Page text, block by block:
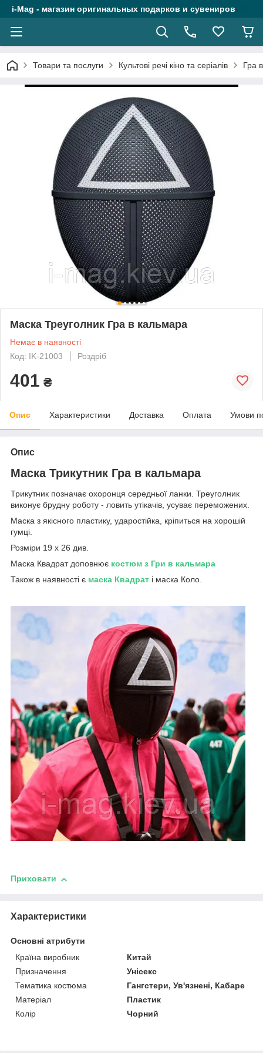
i-Mag - магазин оригинальных подарков и сувениров
Товари та послуги Культові речі кіно та серіалів Гра
Маска Треуголник Гра в кальмара
Немає в наявності
Код: IK-21003
Роздріб
401 ₴
Опис Характеристики Доставка Оплата Умови
Опис
Маска Трикутник Гра в кальмара
Трикутник позначає охоронця середньої ланки. Треуголник
виконує брудну роботу - ловить утікачів, усуває переможених.
Маска з якісного пластику, ударостійка, кріпиться на хорошій
гумці.
Розміри 19 х 26 див.
Маска Квадрат доповнює костюм з Гри в кальмара
Також в наявності є маска Квадрат і маска Коло.
Приховати
Характеристики
Основні атрибути
Країна виробник
Китай
Призначення
Унісекс
Тематика костюма
Гангстери, Ув'язнені, Кабаре
Матеріал
Пластик
Колір
Чорний